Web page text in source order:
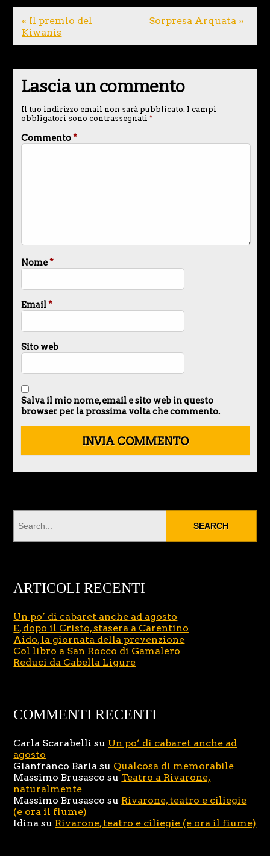
« Il premio del
Kiwanis
Sorpresa Arquata »
Lascia un commento
Il tuo indirizzo email non sarà pubblicato. I campi
obbligatori sono contrassegnati *
Commento*
Nome*
Email*
Sito web
Salva il mio nome, email e sito web in questo
browser per la prossima volta che commento.
ARTICOLI RECENTI
Un po’ di cabaret anche ad agosto
E, dopo il Cristo, stasera a Carentino
Aido, la giornata della prevenzione
Col libro a San Rocco di Gamalero
Reduci da Cabella Ligure
COMMENTI RECENTI
Carla Scarabelli su Un po’ di cabaret anche ad
agosto
Gianfranco Baria su Qualcosa di memorabile
Massimo Brusasco su Teatro a Rivarone,
naturalmente
Massimo Brusasco su Rivarone, teatro e ciliegie
(e ora il fiume)
Idina su Rivarone, teatro e ciliegie (e ora il fiume)